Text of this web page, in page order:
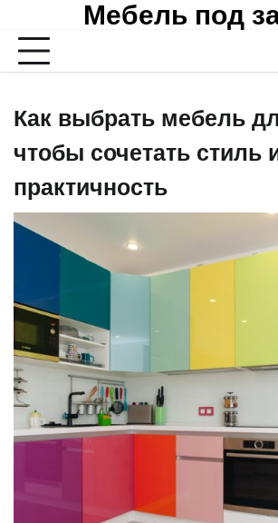
content
Мебель под
Как выбрать мебель
чтобы сочетать стиль
практичность